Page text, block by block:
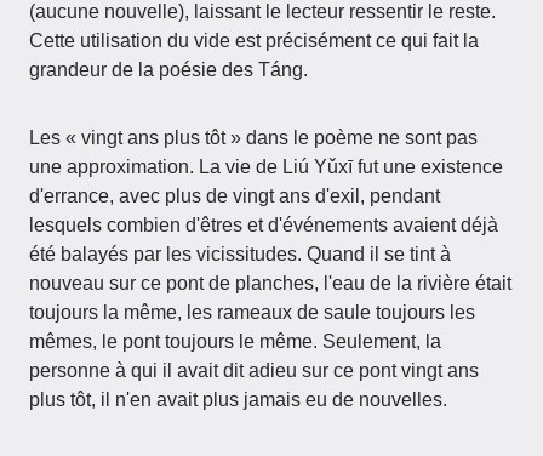
(aucune nouvelle), laissant le lecteur ressentir le reste.
Cette utilisation du vide est précisément ce qui fait la
grandeur de la poésie des Táng.
Les « vingt ans plus tôt » dans le poème ne sont pas
une approximation. La vie de Liú Yǔxī fut une existence
d'errance, avec plus de vingt ans d'exil, pendant
lesquels combien d'êtres et d'événements avaient déjà
été balayés par les vicissitudes. Quand il se tint à
nouveau sur ce pont de planches, l'eau de la rivière était
toujours la même, les rameaux de saule toujours les
mêmes, le pont toujours le même. Seulement, la
personne à qui il avait dit adieu sur ce pont vingt ans
plus tôt, il n'en avait plus jamais eu de nouvelles.